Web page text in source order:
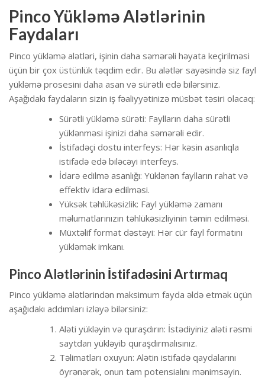
Pinco Yükləmə Alətlərinin
Faydaları
Pinco yükləmə alətləri, işinin daha səmərəli həyata keçirilməsi
üçün bir çox üstünlük təqdim edir. Bu alətlər sayəsində siz fayl
yükləmə prosesini daha asan və sürətli edə bilərsiniz.
Aşağıdakı faydaların sizin iş fəaliyyətinizə müsbət təsiri olacaq:
Sürətli yükləmə sürəti: Faylların daha sürətli
yüklənməsi işinizi daha səmərəli edir.
İstifadəçi dostu interfeys: Hər kəsin asanlıqla
istifadə edə biləcəyi interfeys.
İdarə edilmə asanlığı: Yüklənən faylların rahat və
effektiv idarə edilməsi.
Yüksək təhlükəsizlik: Fayl yükləmə zamanı
məlumatlarınızın təhlükəsizliyinin təmin edilməsi.
Müxtəlif format dəstəyi: Hər cür fayl formatını
yükləmək imkanı.
Pinco Alətlərinin İstifadəsini Artırmaq
Pinco yükləmə alətlərindən maksimum fayda əldə etmək üçün
aşağıdakı addımları izləyə bilərsiniz:
Aləti yükləyin və quraşdırın: İstədiyiniz aləti rəsmi
saytdan yükləyib quraşdırmalısınız.
Təlimatları oxuyun: Alətin istifadə qaydalarını
öyrənərək, onun tam potensialını mənimsəyin.